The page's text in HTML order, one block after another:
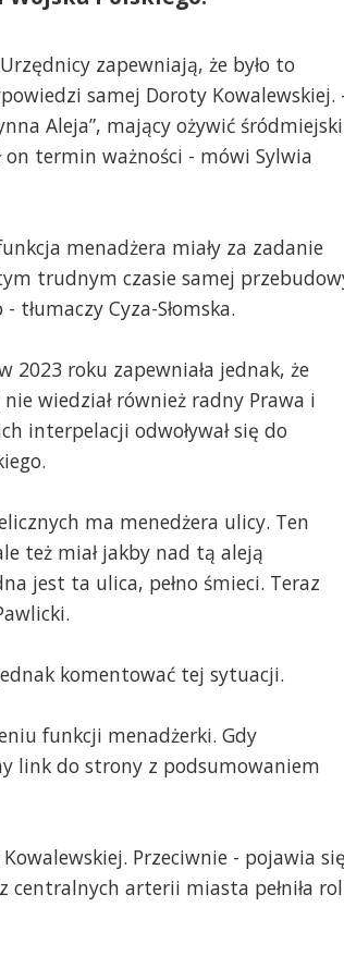
zapewniają, że było to
samej Doroty Kowalewskiej.
Aleja”, mający ożywić śródmiejski
on termin ważności - mówi Sylwia
menadżera miały za zadanie
trudnym czasie samej
Cyza-Słomska.
roku zapewniała jednak, że
wiedział również radny Prawa i
interpelacji odwoływał się do
ma menedżera ulicy. Ten
też miał jakby nad tą aleją
jest ta ulica, pełno śmieci. Teraz
komentować tej sytuacji.
funkcji menadżerki. Gdy
link do strony z podsumowaniem
Przeciwnie - pojawia
centralnych arterii miasta pełniła